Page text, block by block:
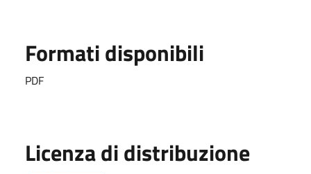
Formati disponibili
PDF
Licenza di distribuzione